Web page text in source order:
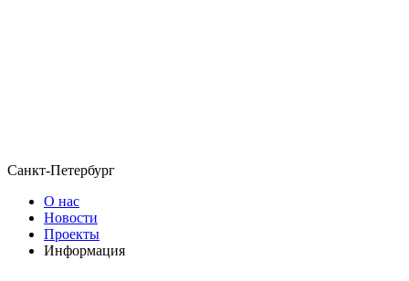
Санкт-Петербург
О нас
Новости
Проекты
Информация